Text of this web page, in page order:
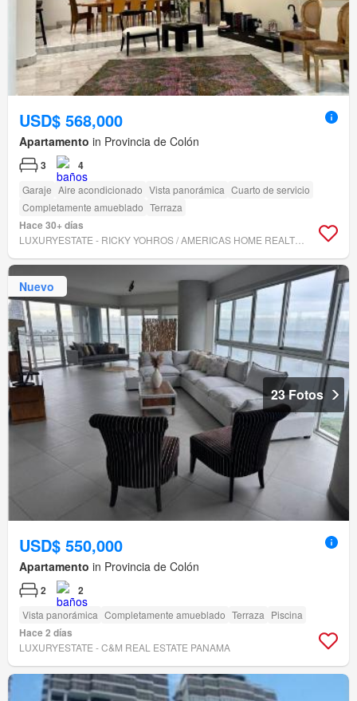
USD$ 568,000
Apartamento in Provincia de Colón
3 4
Garaje Aire acondicionado Vista panorámica Cuarto de servicio
Completamente amueblado Terraza
Hace 30+ días
Nuevo
23 Fotos
USD$ 550,000
Apartamento in Provincia de Colón
2 2
Vista panorámica Completamente amueblado Terraza Piscina
Hace 2 días
LUXURYESTATE - C&M REAL ESTATE PANAMA